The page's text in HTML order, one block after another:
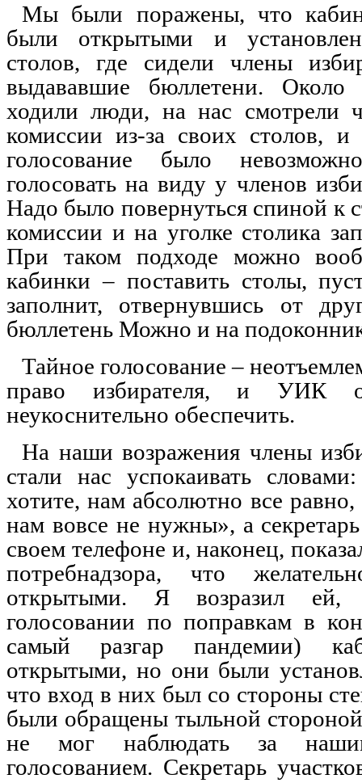
Мы были поражены, что
были открытыми и
столов, где сидели члены
выдававшие бюллетени.
ходили люди, на нас смотрели
комиссии из-за своих столов, и
голосование было
голосовать на виду у членов
Надо было повернуться спиной к
комиссии и на уголке столика
При таком подходе можно
кабинки – поставить столы,
заполнит, отвернувшись от
бюллетень Можно и на
Тайное голосование –
право избирателя, и УИК
неукоснительно обеспечить.
На наши возражения члены
стали нас успокаивать
хотите, нам абсолютно все
нам вовсе не нужны», а
своем телефоне и, наконец,
потребнадзора, что
открытыми. Я возразил
голосовании по поправкам в
самый разгар пандемии)
открытыми, но они были
что вход в них был со стороны
были обращены тыльной
не мог наблюдать за
голосованием. Секретарь